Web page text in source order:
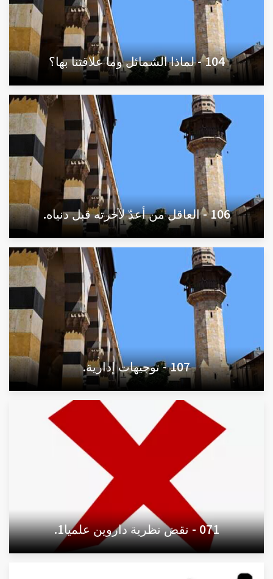
104 - لماذا الشمائل وما علاقتنا بها؟
106 - العاقل من أعدّ لآخرته قبل دنياه.
107 - توجيهات إدارية.
071 - نقض نظرية داروين علميا1.